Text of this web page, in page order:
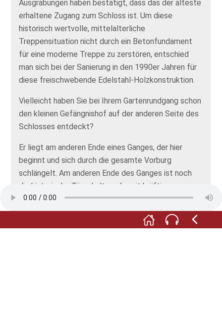
Ausgrabungen haben bestätigt, dass das der älteste
erhaltene Zugang zum Schloss ist. Um diese
historisch wertvolle, mittelalterliche
Treppensituation nicht durch ein Betonfundament
für eine moderne Treppe zu zerstören, entschied
man sich bei der Sanierung in den 1990er Jahren für
diese freischwebende Edelstahl-Holzkonstruktion.
Vielleicht haben Sie bei Ihrem Gartenrundgang schon
den kleinen Gefängnishof auf der anderen Seite des
Schlosses entdeckt?
Er liegt am anderen Ende eines Ganges, der hier
beginnt und sich durch die gesamte Vorburg
schlängelt. Am anderen Ende des Ganges ist noch
die historische Tür erhalten, die mit kräftigen
Hammerschlägen gegen das Schloss geöffnet
werden muss.